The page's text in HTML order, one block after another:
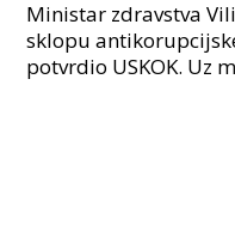
Istraga
Ministar zdravstva
sklopu
potvrdio USKOK. Uz